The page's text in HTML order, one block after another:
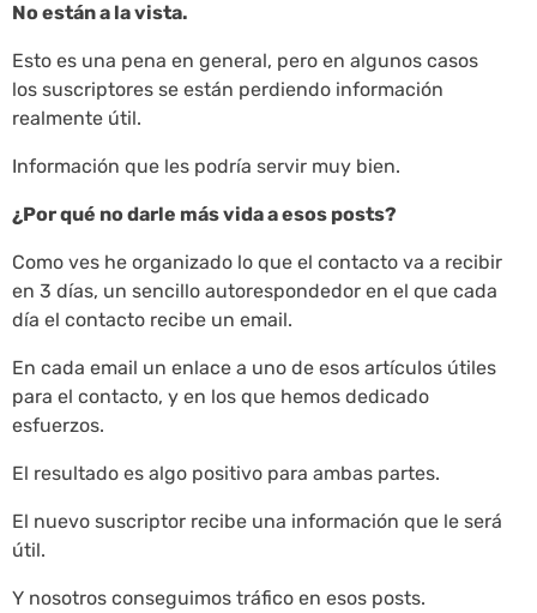
No están a la vista.
Esto es una pena en general, pero en algunos casos
los suscriptores se están perdiendo información
realmente útil.
Información que les podría servir muy bien.
¿Por qué no darle más vida a esos posts?
Como ves he organizado lo que el contacto va a recibir
en 3 días, un sencillo autorespondedor en el que cada
día el contacto recibe un email.
En cada email un enlace a uno de esos artículos útiles
para el contacto, y en los que hemos dedicado
esfuerzos.
El resultado es algo positivo para ambas partes.
El nuevo suscriptor recibe una información que le será
útil.
Y nosotros conseguimos tráfico en esos posts.